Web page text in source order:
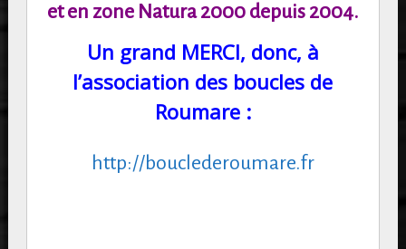
et en zone Natura 2000 depuis 2004.
Un grand MERCI, donc, à
l’association des boucles de
Roumare :
http://bouclederoumare.fr